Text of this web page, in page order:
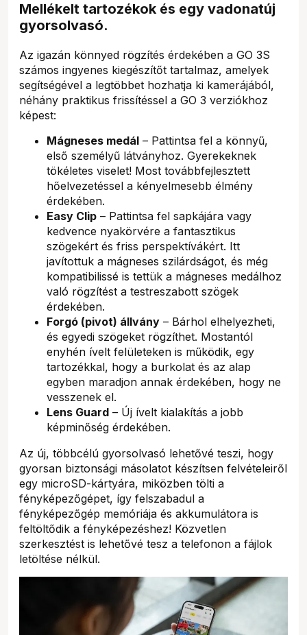
Mellékelt tartozékok és egy vadonatúj
gyorsolvasó.
Az igazán könnyed rögzítés érdekében a GO 3S
számos ingyenes kiegészítőt tartalmaz, amelyek
segítségével a legtöbbet hozhatja ki kamerájából,
néhány praktikus frissítéssel a GO 3 verziókhoz
képest:
Mágneses medál – Pattintsa fel a könnyű,
első személyű látványhoz. Gyerekeknek
tökéletes viselet! Most továbbfejlesztett
hőelvezetéssel a kényelmesebb élmény
érdekében.
Easy Clip – Pattintsa fel sapkájára vagy
kedvence nyakörvére a fantasztikus
szögekért és friss perspektívákért. Itt
javítottuk a mágneses szilárdságot, és még
kompatibilissé is tettük a mágneses medálhoz
való rögzítést a testreszabott szögek
érdekében.
Forgó (pivot) állvány – Bárhol elhelyezheti,
és egyedi szögeket rögzíthet. Mostantól
enyhén ívelt felületeken is működik, egy
tartozékkal, hogy a burkolat és az alap
egyben maradjon annak érdekében, hogy ne
vesszenek el.
Lens Guard – Új ívelt kialakítás a jobb
képminőség érdekében.
Az új, többcélú gyorsolvasó lehetővé teszi, hogy
gyorsan biztonsági másolatot készítsen felvételeiről
egy microSD-kártyára, miközben tölti a
fényképezőgépet, így felszabadul a
fényképezőgép memóriája és akkumulátora is
feltöltődik a fényképezéshez! Közvetlen
szerkesztést is lehetővé tesz a telefonon a fájlok
letöltése nélkül.